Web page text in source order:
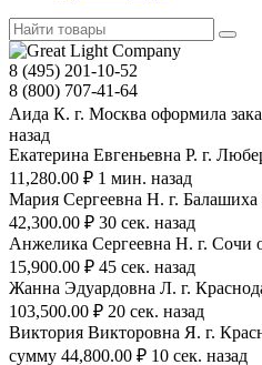
8 (495) 201-10-52
8 (800) 707-41-64
Аида К. г. Москва оформила
назад
Екатерина Евгеньевна Р. г.
11,280.00 ₽ 1 мин. назад
Мария Сергеевна H. г.
42,300.00 ₽ 30 сек. назад
Анжелика Сергеевна Н. г. Сочи
15,900.00 ₽ 45 сек. назад
Жанна Эдуардовна Л. г.
103,500.00 ₽ 20 сек. назад
Виктория Викторовна Я. г.
сумму 44,800.00 ₽ 10 сек. назад